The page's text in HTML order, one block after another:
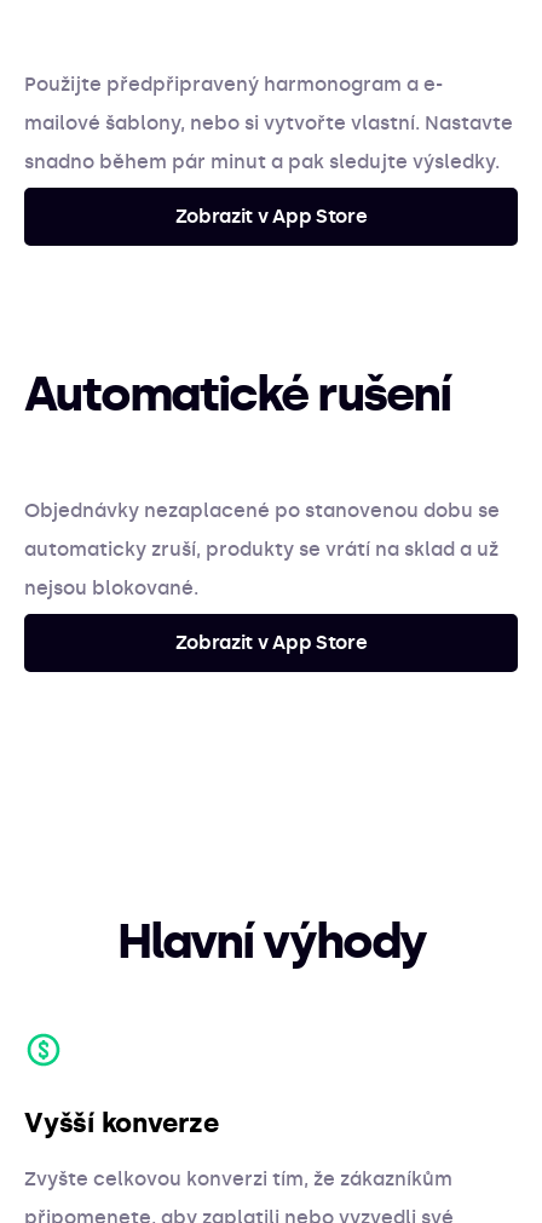
Použijte předpřipravený harmonogram a e-
mailové šablony, nebo si vytvořte vlastní. Nastavte
snadno během pár minut a pak sledujte výsledky.
Zobrazit v App Store
Automatické rušení
Objednávky nezaplacené po stanovenou dobu se
automaticky zruší, produkty se vrátí na sklad a už
nejsou blokované.
Zobrazit v App Store
Hlavní výhody
Vyšší konverze
Zvyšte celkovou konverzi tím, že zákazníkům
připomenete, aby zaplatili nebo vyzvedli své